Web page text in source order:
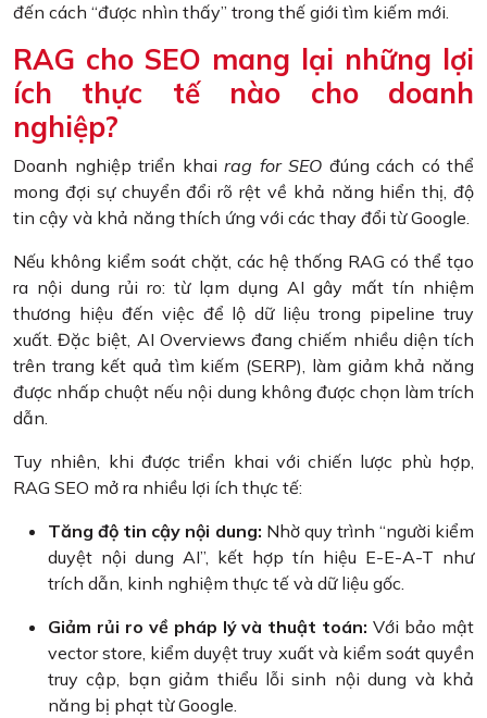
đến cách “được nhìn thấy” trong thế giới tìm kiếm mới.
RAG cho SEO mang lại những lợi
ích thực tế nào cho doanh
nghiệp?
Doanh nghiệp triển khai rag for SEO đúng cách có thể
mong đợi sự chuyển đổi rõ rệt về khả năng hiển thị, độ
tin cậy và khả năng thích ứng với các thay đổi từ Google.
Nếu không kiểm soát chặt, các hệ thống RAG có thể tạo
ra nội dung rủi ro: từ lạm dụng AI gây mất tín nhiệm
thương hiệu đến việc để lộ dữ liệu trong pipeline truy
xuất. Đặc biệt, AI Overviews đang chiếm nhiều diện tích
trên trang kết quả tìm kiếm (SERP), làm giảm khả năng
được nhấp chuột nếu nội dung không được chọn làm trích
dẫn.
Tuy nhiên, khi được triển khai với chiến lược phù hợp,
RAG SEO mở ra nhiều lợi ích thực tế:
Tăng độ tin cậy nội dung: Nhờ quy trình “người kiểm
duyệt nội dung AI”, kết hợp tín hiệu E-E-A-T như
trích dẫn, kinh nghiệm thực tế và dữ liệu gốc.
Giảm rủi ro về pháp lý và thuật toán: Với bảo mật
vector store, kiểm duyệt truy xuất và kiểm soát quyền
truy cập, bạn giảm thiểu lỗi sinh nội dung và khả
năng bị phạt từ Google.